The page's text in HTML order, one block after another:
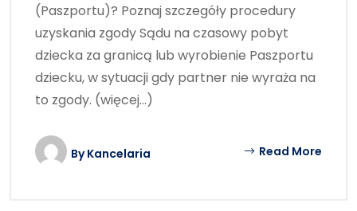
(Paszportu)? Poznaj szczegóły procedury
uzyskania zgody Sądu na czasowy pobyt
dziecka za granicą lub wyrobienie Paszportu
dziecku, w sytuacji gdy partner nie wyraża na
to zgody. (więcej…)
ByKancelaria Read More